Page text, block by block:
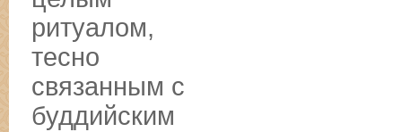
ритуалом,
тесно
связанным с
буддийским